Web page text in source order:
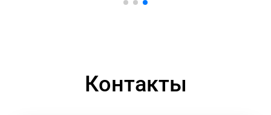
Контакты